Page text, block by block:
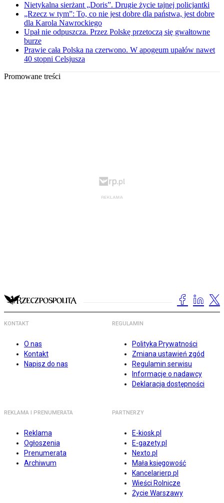
Nietykalna sierżant „Doris”. Drugie życie tajnej policjantki
„Rzecz w tym”: To, co nie jest dobre dla państwa, jest dobre
dla Karola Nawrockiego
Upał nie odpuszcza. Przez Polskę przetoczą się gwałtowne
burze
Prawie cała Polska na czerwono. W apogeum upałów nawet
40 stopni Celsjusza
Promowane treści
KONTAKT
O nas
Kontakt
Napisz do nas
REGULAMIN
Polityka Prywatności
Zmiana ustawień zgód
Regulamin serwisu
Informacje o nadawcy
Deklaracja dostępności
REKLAMA I PRENUMERATA
Reklama
Ogłoszenia
Prenumerata
Archiwum
PARTNERZY
E-kiosk.pl
E-gazety.pl
Nexto.pl
Mała księgowość
Kancelarierp.pl
Wieści Rolnicze
Życie Warszawy